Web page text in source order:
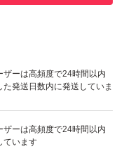
ザーは高頻度で24時間以内
た発送日数内に発送していま
ザーは高頻度で24時間以内
ています
いいね！
7,980